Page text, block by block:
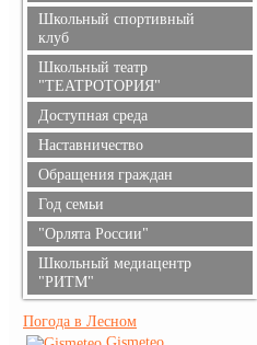
Школьный спортивный
клуб
Школьный театр
"ТЕАТРОТОРИЯ"
Доступная среда
Наставничество
Обращения граждан
Год семьи
"Орлята России"
Школьный медиацентр
"РИТМ"
Погода в Лесном